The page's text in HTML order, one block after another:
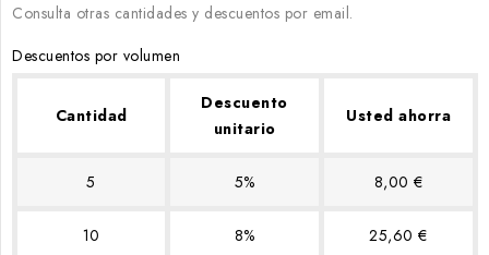
Consulta otras cantidades y descuentos por email.
Descuentos por volumen
Cantidad
Descuento
unitario
Usted ahorra
5 5% 8,00 €
10 8% 25,60 €